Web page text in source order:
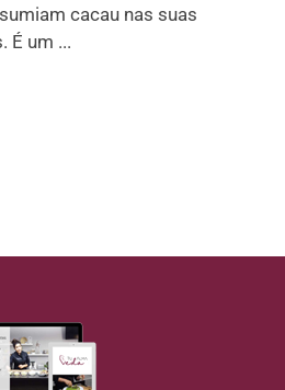
cacau nas suas
É um ...